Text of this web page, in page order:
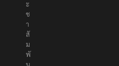
ป
ร
ะ
ช
า
สั